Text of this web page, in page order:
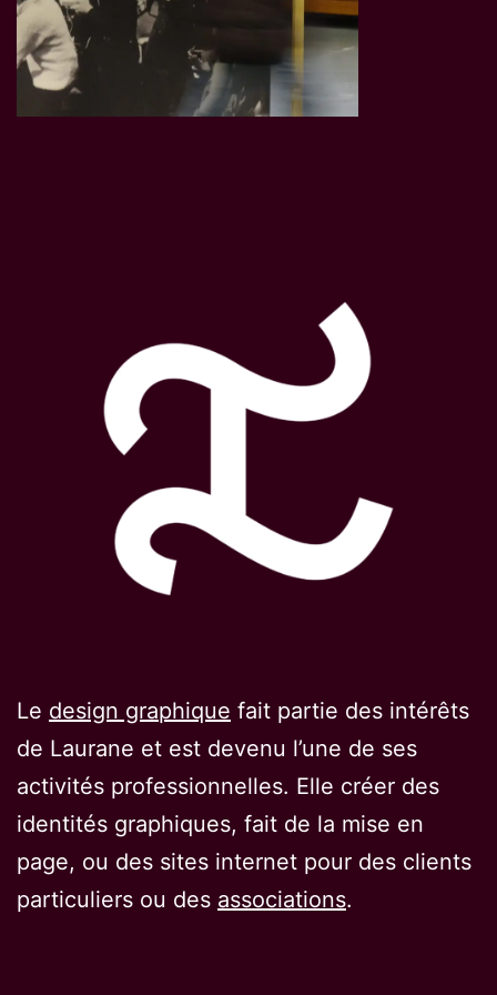
Le design graphique fait partie des intérêts
de Laurane et est devenu l’une de ses
activités professionnelles. Elle créer des
identités graphiques, fait de la mise en
page, ou des sites internet pour des clients
particuliers ou des associations.